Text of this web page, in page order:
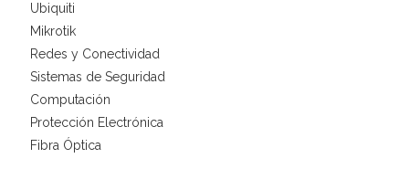
Ubiquiti
Mikrotik
Redes y Conectividad
Sistemas de Seguridad
Computación
Protección Electrónica
Fibra Óptica